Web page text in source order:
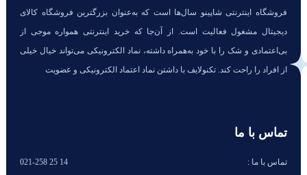
فروشگاه اینترنتی شاپینو سال‌ها است که به‌عنوان بزرگترین فروشگاه کالای
دیجیتال مشغول فعالیت است. از آن‌جا که خرید اینترنتی همواره موجی از
بی‌اعتمادی و شک را با خود به‌همراه داشته، نماد الکترونیکی می‌تواند خیال خیلی
از افراد را راحت کند. تکنولایف با داشتن نماد اعتماد الکترونیکی و عضویت
تماس با ما
تماس با ما : 14 25 021-258